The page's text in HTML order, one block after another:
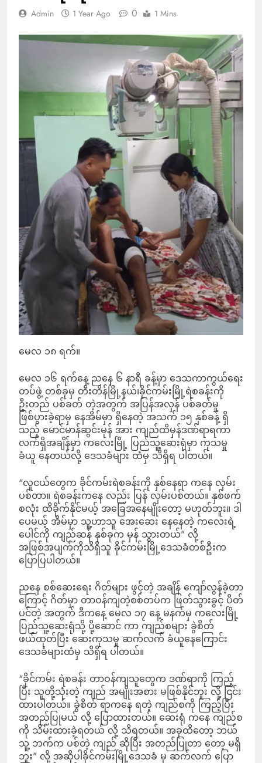
Admin 1 Year Ago 0 1 Mins
မေလ ၁၈ ရက်။
မေလ ၁၆ ရက်နေ့ ညနေ ၆ နာရီ ခန့်မှာ ဒေသကာကွယ်ရေး
တပ်ဖွဲ့ တစ်ခုမှ တီးတိန်မြို့နယ်၊ခိုင်ကမ်းမြို့ရဲစခန်းကို
ဦးတည် ပစ်ခတ် တဲ့အတွက် အပြန်အလှန် ပစ်ခတ်မှု
ဖြစ်ပွားခဲ့ရာမှ နေအိမ်မှာ ရှိနေတဲ့ အသက် ၁၅ နှစ်ခန့် ရှိ
သည့် မောင်မာန်ဆွင်းမုန် အား ကျည်ထိမှန်ဒဏ်ရာရကာ
လက်ရှိအချိန်မှာ ကလေးမြို့ ပြည်သူ့ဆေးရုံမှာ ကုသမှု
ခံယူ နေတယ်လို့ ဒေသခံများ ထံမှ သိရှိရ ပါတယ်။
“လူငယ်တွေက ခိုင်ကမ်းရဲစခန်းကို နှစ်နေရာ ကနေ လှမ်း
ပစ်တာ။ ရဲစခန်းကနေ လည်း ပြန် လှမ်းပစ်တယ်။ နှစ်ဖက်
စလုံး ထိခိုက်နိုင်မယ့် အခြေအနေမျိုးတော့ မဟုတ်ဘူး။ ဒါ
ပေမယ့် အိမ်မှာ သူ့ဟာသူ အေးဆေး နေနေတဲ့ ကလေးရဲ့
ပေါင်ကို ကျည်ဆန် နှစ်ခုက မှန် သွားတယ်” လို့
အဖြစ်အပျက်ကိုသိရှိသူ ခိုင်ကမ်းမြို့ဒေသခံတစ်ဦးက
ပြောပြပါတယ်။
ညနေ စစ်ဆေးရေး ဂိတ်များ ဖွင့်တဲ့ အချိန် ကျော်လွန်ခဲ့တာ
ကြောင့် ဂိတ်မှာ တာဝန်ကျတဲ့စစ်တပ်က ဖြတ်သွားခွင့် ပိတ်
ပင်တဲ့ အတွက် ဒီကနေ့ မေလ ၁၇ နေ့ မနက်မှ ကလေးမြို့
ပြည်သူ့ဆေးရုံသို့ ပို့ဆောင် ကာ ကျည်စများ ခွဲစိတ်
ဖယ်ထုတ်ပြီး ဆေးကုသမှု ဆက်လက် ခံယူနေကြောင်း
ဒေသခံများထံမှ သိရှိရ ပါတယ်။
“ခိုင်ကမ်း ရဲစခန်း တာဝန်ကျသူတွေက ဒဏ်ရာကို ကြည့်
ပြီး သူတို့သုံးတဲ့ ကျည် အမျိုးအစား မဖြစ်နိုင်ဘူး လို့ ငြင်း
ထားပါတယ်။ ခွဲစိတ် ရာကနေ ရတဲ့ ကျည်စကို ကြည့်ပြီး
အတည်ပြုမယ် လို့ ပြောထားတယ်။ ဆေးရုံ ကနေ ကျည်စ
ကို သိမ်းထားခဲ့ရတယ် လို့ သိရတယ်။ အခုထိတော့ ဘယ်
သူ့ ဘက်က ပစ်တဲ့ ကျည် ဆိုပြီး အတည်ပြုတာ တော့ မရှိ
ဘူး” လို့ အဆိုပါခိုင်ကမ်းမြို့ဒေသခံ မှ ဆက်လက် ပြော